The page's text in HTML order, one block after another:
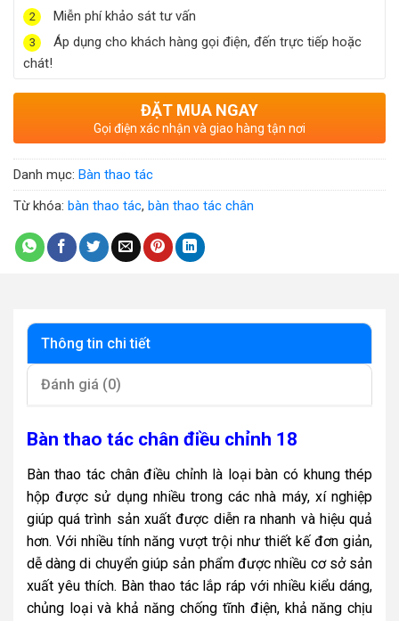
2 Miễn phí khảo sát tư vấn
3
Áp dụng cho khách hàng gọi điện, đến trực tiếp hoặc
chát!
ĐẶT MUA NGAY
Gọi điện xác nhận và giao hàng tận nơi
Danh mục: Bàn thao tác
Từ khóa: bàn thao tác, bàn thao tác chân
Thông tin chi tiết
Đánh giá (0)
Bàn thao tác chân điều chỉnh 18
Bàn thao tác chân điều chỉnh là loại bàn có khung thép
hộp được sử dụng nhiều trong các nhà máy, xí nghiệp
giúp quá trình sản xuất được diễn ra nhanh và hiệu quả
hơn. Với nhiều tính năng vượt trội như thiết kế đơn giản,
dễ dàng di chuyển giúp sản phẩm được nhiều cơ sở sản
xuất yêu thích. Bàn thao tác lắp ráp với nhiều kiểu dáng,
chủng loại và khả năng chống tĩnh điện, khả năng chịu